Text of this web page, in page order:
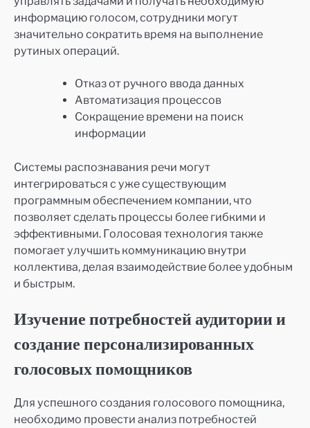
информацию голосом, сотрудники могут
значительно сократить время на выполнение
рутиных операций.
Отказ от ручного ввода данных
Автоматизация процессов
Сокращение времени на поиск
информации
Системы распознавания речи могут
интегрироваться с уже существующим
программным обеспечением компании, что
позволяет сделать процессы более гибкими и
эффективными. Голосовая технология также
помогает улучшить коммуникацию внутри
коллектива, делая взаимодействие более удобным
и быстрым.
Изучение потребностей аудитории и
создание персонализированных
голосовых помощников
Для успешного создания голосового помощника,
необходимо провести анализ потребностей